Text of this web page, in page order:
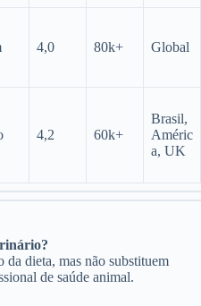
4,0 80k+ Global
4,2 60k+
Brasil,
Améric
a, UK
dieta, mas não substituem
de saúde animal.